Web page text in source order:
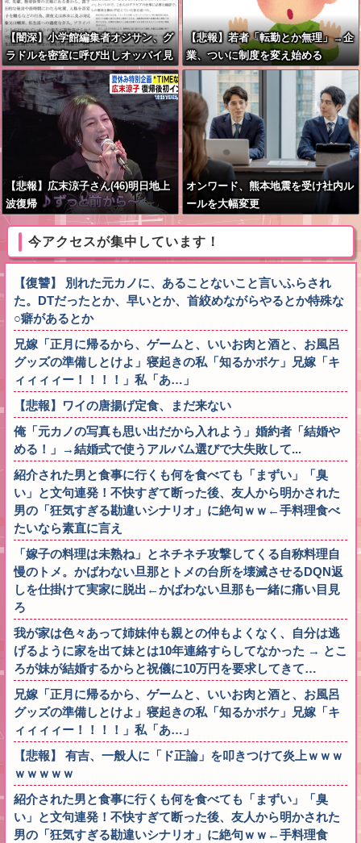
【闇深】小学館編集者オジサン、グ
ラドルを密室に呼び出しオッパイ見
せろと強要し脱がせるｗｗｗｗ
【悲報】若者「転勤とか無理」→企
業、ついに制度を変え始める
【悲報】広末涼子さん(46)明日地上
波復帰
オンワード、熊本地震を受け社内ル
ールを大幅変更
今アクセスが集中しています！
【復讐】 別れた元カノに、あることないこと言いふらされ
た。DTだったとか、早いとか、首絞めながらやるとか特殊な
○癖があるとか
兄嫁「正月に帰るから、ゲームと、いいお肉と酒と、お風呂
グッズの準備しとけよ」寝起きの私「知るかボケ」兄嫁「キ
ィィィィー！！！！」私「あ…」
【悲報】ワイの唐揚げ定食、まだ来ない
俺「元カノの写真も思い出だから入れよう」婚約者「結婚や
める！」→結婚式で使うアルバム選びで大失敗して...
紹介された男と食事に行くも何を食べても「まずい」「臭
い」と文句連発！不快すぎて断った後、友人から明かされた
男の「狂気すぎる勘違いシナリオ」に絶句ｗｗ←手料理食べ
たいなら素直に言え
「嫁子の料理は未熟ね」とネチネチ攻撃してくる自称料理自
慢のトメ。かばわない旦那とトメの台所を壊滅させるDQN返
しを仕掛けて実家に脱出←かばわない旦那も一緒に痛い目見
ろ
我が家は色々あって姉妹仲も親との仲もよくなく、自分は逃
げるように家を出て妹とは10年連絡すらしてなかった → とこ
ろが妹が結婚するからと祝儀に10万円を要求してきて…
兄嫁「正月に帰るから、ゲームと、いいお肉と酒と、お風呂
グッズの準備しとけよ」寝起きの私「知るかボケ」兄嫁「キ
ィィィィー！！！！」私「あ…」
【悲報】 有吉、一般人に「ド正論」を叩きつけて炎上ｗｗｗ
ｗｗｗｗｗ
紹介された男と食事に行くも何を食べても「まずい」「臭
い」と文句連発！不快すぎて断った後、友人から明かされた
男の「狂気すぎる勘違いシナリオ」に絶句ｗｗ←手料理食